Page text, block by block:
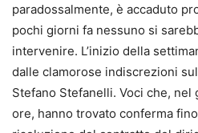
paradossalmente, è accaduto
pochi giorni fa nessuno si
intervenire. L’inizio della
dalle clamorose indiscrezioni
Stefano Stefanelli. Voci che,
ore, hanno trovato conferma